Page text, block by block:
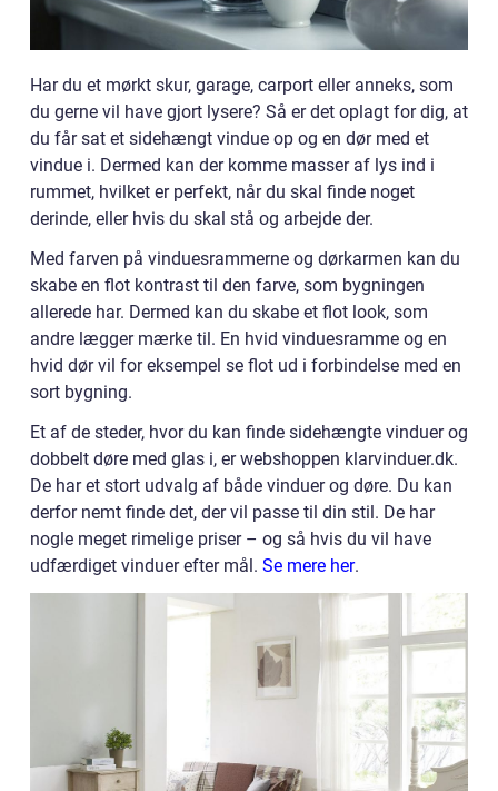
Har du et mørkt skur, garage, carport eller anneks, som
du gerne vil have gjort lysere? Så er det oplagt for dig, at
du får sat et sidehængt vindue op og en dør med et
vindue i. Dermed kan der komme masser af lys ind i
rummet, hvilket er perfekt, når du skal finde noget
derinde, eller hvis du skal stå og arbejde der.
Med farven på vinduesrammerne og dørkarmen kan du
skabe en flot kontrast til den farve, som bygningen
allerede har. Dermed kan du skabe et flot look, som
andre lægger mærke til. En hvid vinduesramme og en
hvid dør vil for eksempel se flot ud i forbindelse med en
sort bygning.
Et af de steder, hvor du kan finde sidehængte vinduer og
dobbelt døre med glas i, er webshoppen klarvinduer.dk.
De har et stort udvalg af både vinduer og døre. Du kan
derfor nemt finde det, der vil passe til din stil. De har
nogle meget rimelige priser – og så hvis du vil have
udfærdiget vinduer efter mål. Se mere her.